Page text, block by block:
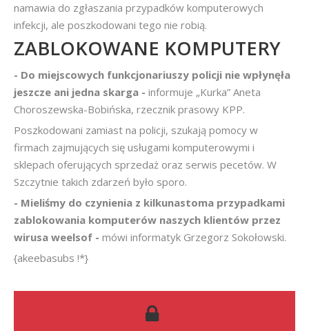
namawia do zgłaszania przypadków komputerowych
infekcji, ale poszkodowani tego nie robią.
ZABLOKOWANE KOMPUTERY
- Do miejscowych funkcjonariuszy policji nie wpłynęła
jeszcze ani jedna skarga - informuje „Kurka” Aneta
Choroszewska-Bobińska, rzecznik prasowy KPP.
Poszkodowani zamiast na policji, szukają pomocy w
firmach zajmujących się usługami komputerowymi i
sklepach oferujących sprzedaż oraz serwis pecetów. W
Szczytnie takich zdarzeń było sporo.
- Mieliśmy do czynienia z kilkunastoma przypadkami
zablokowania komputerów naszych klientów przez
wirusa weelsof - mówi informatyk Grzegorz Sokołowski.
{akeebasubs !*}